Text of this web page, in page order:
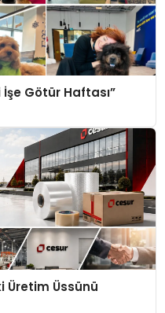
Götür Haftası”
Üretim Üssünü